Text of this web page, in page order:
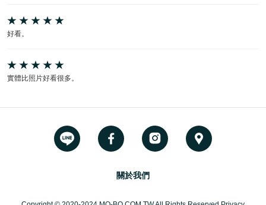
好看。
實體比照片好看很多。
關於我們